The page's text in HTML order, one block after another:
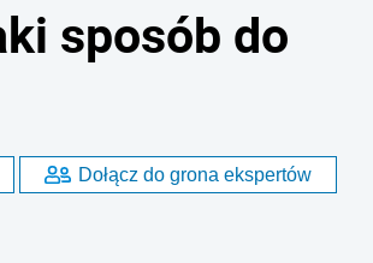
sposób do
Dołącz do grona ekspertów